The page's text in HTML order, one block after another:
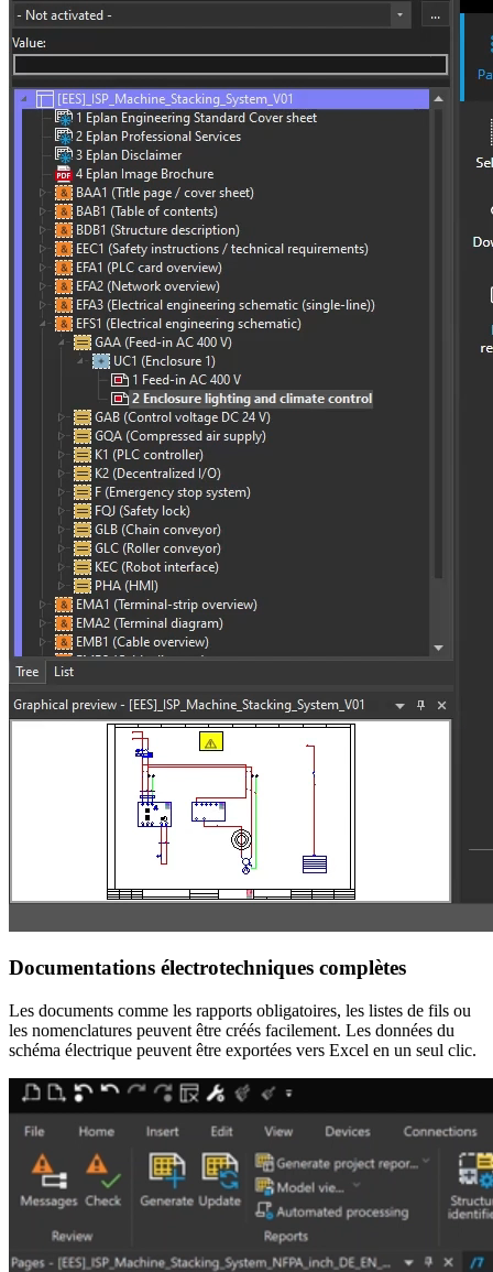
Documentations électrotechniques complètes
Les documents comme les rapports obligatoires, les listes de fils ou
les nomenclatures peuvent être créés facilement. Les données du
schéma électrique peuvent être exportées vers Excel en un seul clic.